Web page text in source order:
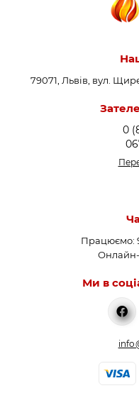
79071, Львів, вул.
0
Працюємо:
Ми в